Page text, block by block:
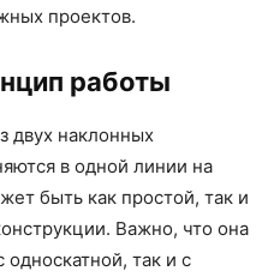
проектов.
работы
двух наклонных
в одной линии на
быть как простой, так и
Важно, что она
так и с